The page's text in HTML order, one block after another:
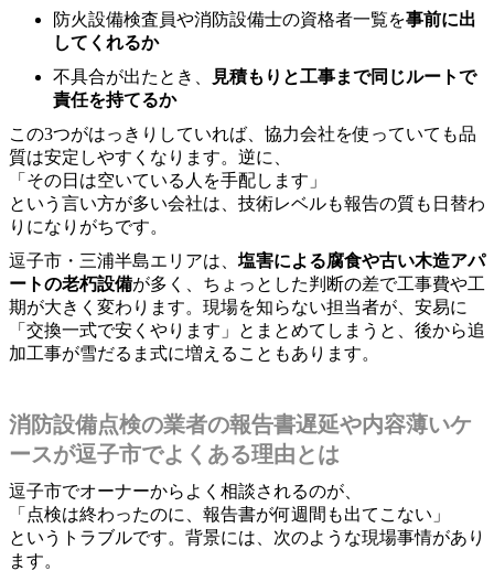
防火設備検査員や消防設備士の資格者一覧を事前に出
してくれるか
不具合が出たとき、
見積もりと工事まで同じルートで
責任を持てるか
この3つがはっきりしていれば、協力会社を使っていても品
質は安定しやすくなります。逆に、
「その日は空いている人を手配します」
という言い方が多い会社は、技術レベルも報告の質も日替わ
りになりがちです。
逗子市・三浦半島エリアは、 塩害による腐食や古い木造アパ
ートの老朽設備が多く、ちょっとした判断の差で工事費や工
期が大きく変わります。現場を知らない担当者が、安易に
「交換一式で安くやります」とまとめてしまうと、後から追
加工事が雪だるま式に増えることもあります。
消防設備点検の業者の報告書遅延や内容薄いケ
ースが逗子市でよくある理由とは
逗子市でオーナーからよく相談されるのが、
「点検は終わったのに、報告書が何週間も出てこない」
というトラブルです。背景には、次のような現場事情があり
ます。